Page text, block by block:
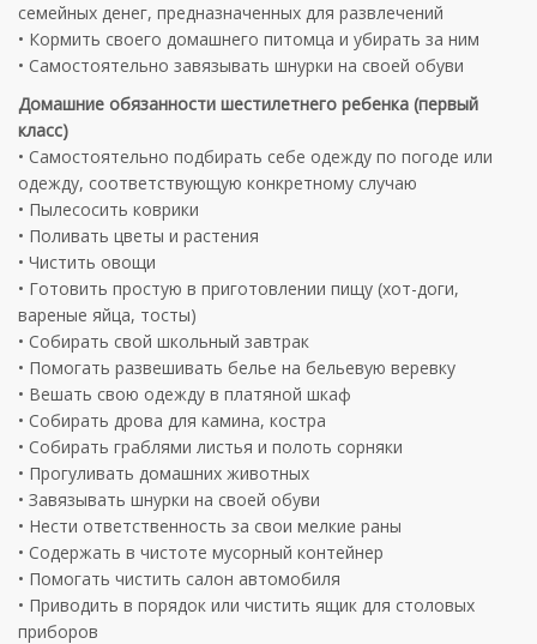
семейных денег, предназначенных для развлечений
• Кормить своего домашнего питомца и убирать за ним
• Самостоятельно завязывать шнурки на своей обуви
Домашние обязанности шестилетнего ребенка (первый
класс)
• Самостоятельно подбирать себе одежду по погоде или
одежду, соответствующую конкретному случаю
• Пылесосить коврики
• Поливать цветы и растения
• Чистить овощи
• Готовить простую в приготовлении пищу (хот-доги,
вареные яйца, тосты)
• Собирать свой школьный завтрак
• Помогать развешивать белье на бельевую веревку
• Вешать свою одежду в платяной шкаф
• Собирать дрова для камина, костра
• Собирать граблями листья и полоть сорняки
• Прогуливать домашних животных
• Завязывать шнурки на своей обуви
• Нести ответственность за свои мелкие раны
• Содержать в чистоте мусорный контейнер
• Помогать чистить салон автомобиля
• Приводить в порядок или чистить ящик для столовых
приборов